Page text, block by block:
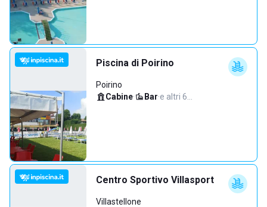
Piscina di Poirino
Poirino
Cabine· Bar·e altri 6…
Centro Sportivo Villasport
Villastellone